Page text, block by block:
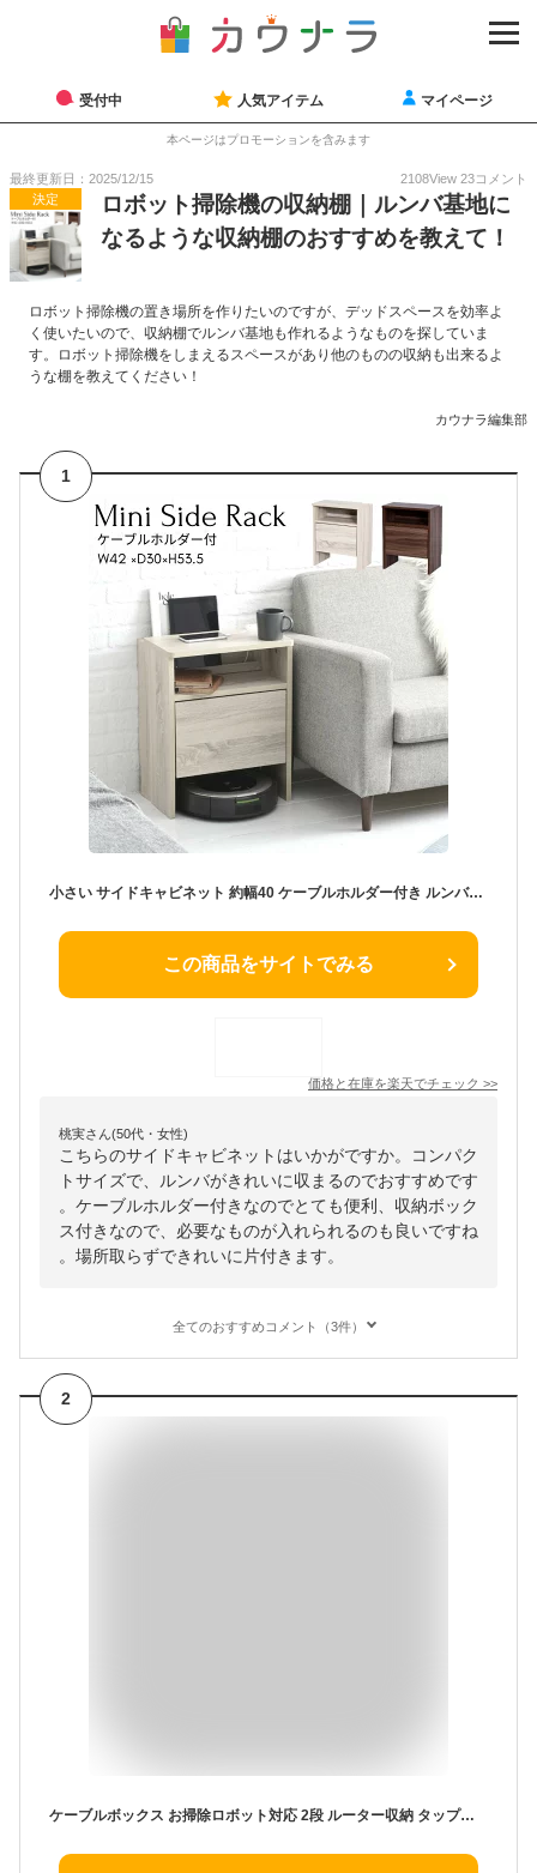
受付中 人気アイテム マイページ
本ページはプロモーションを含みます
最終更新日：2025/12/15 2108View 23コメント
決定
ロボット掃除機の収納棚｜ルンバ基地に
なるような収納棚のおすすめを教えて！
ロボット掃除機の置き場所を作りたいのですが、デッドスペースを効率よ
く使いたいので、収納棚でルンバ基地も作れるようなものを探していま
す。ロボット掃除機をしまえるスペースがあり他のものの収納も出来るよ
うな棚を教えてください！
カウナラ編集部
1
小さい サイドキャビネット 約幅40 ケーブルホルダー付き ルンバ収納 ルンバ基地 ロボット掃除機 収納 ルーター収納ボックス 小さめ コの字ラック ケーブルボックス ソファサイド マガジン 雑誌 ベッドサイドテーブル おしゃれ
この商品をサイトでみる
価格と在庫を楽天でチェック >>
桃実さん(50代・女性)
こちらのサイドキャビネットはいかがですか。コンパク
トサイズで、ルンバがきれいに収まるのでおすすめです
。ケーブルホルダー付きなのでとても便利、収納ボック
ス付きなので、必要なものが入れられるのも良いですね
。場所取らずできれいに片付きます。
全てのおすすめコメント（3件）
2
ケーブルボックス お掃除ロボット対応 2段 ルーター収納 タップボックス ロボット掃除機 木製 高さ57.5cm ダークブラウン EZ2-CB026DBRM